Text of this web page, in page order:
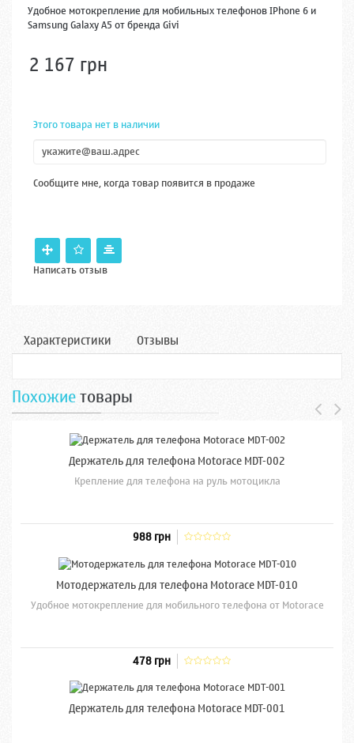
Удобное мотокрепление для мобильных телефонов IPhone 6 и
Samsung Galaxy A5 от бренда Givi
2 167 грн
Этого товара нет в наличии
Сообщите мне, когда товар появится в продаже
Написать отзыв
Характеристики Отзывы
Похожиетовары
Держатель для телефона Motorace MDT-002
Крепление для телефона на руль мотоцикла
988 грн
Мотодержатель для телефона Motorace MDT-010
Удобное мотокрепление для мобильного телефона от Motorace
478 грн
Держатель для телефона Motorace MDT-001